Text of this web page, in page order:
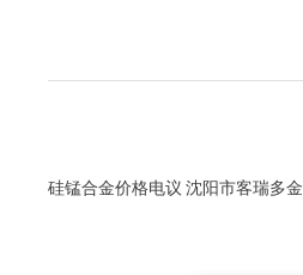
硅锰合金价格电议 沈阳市客瑞多